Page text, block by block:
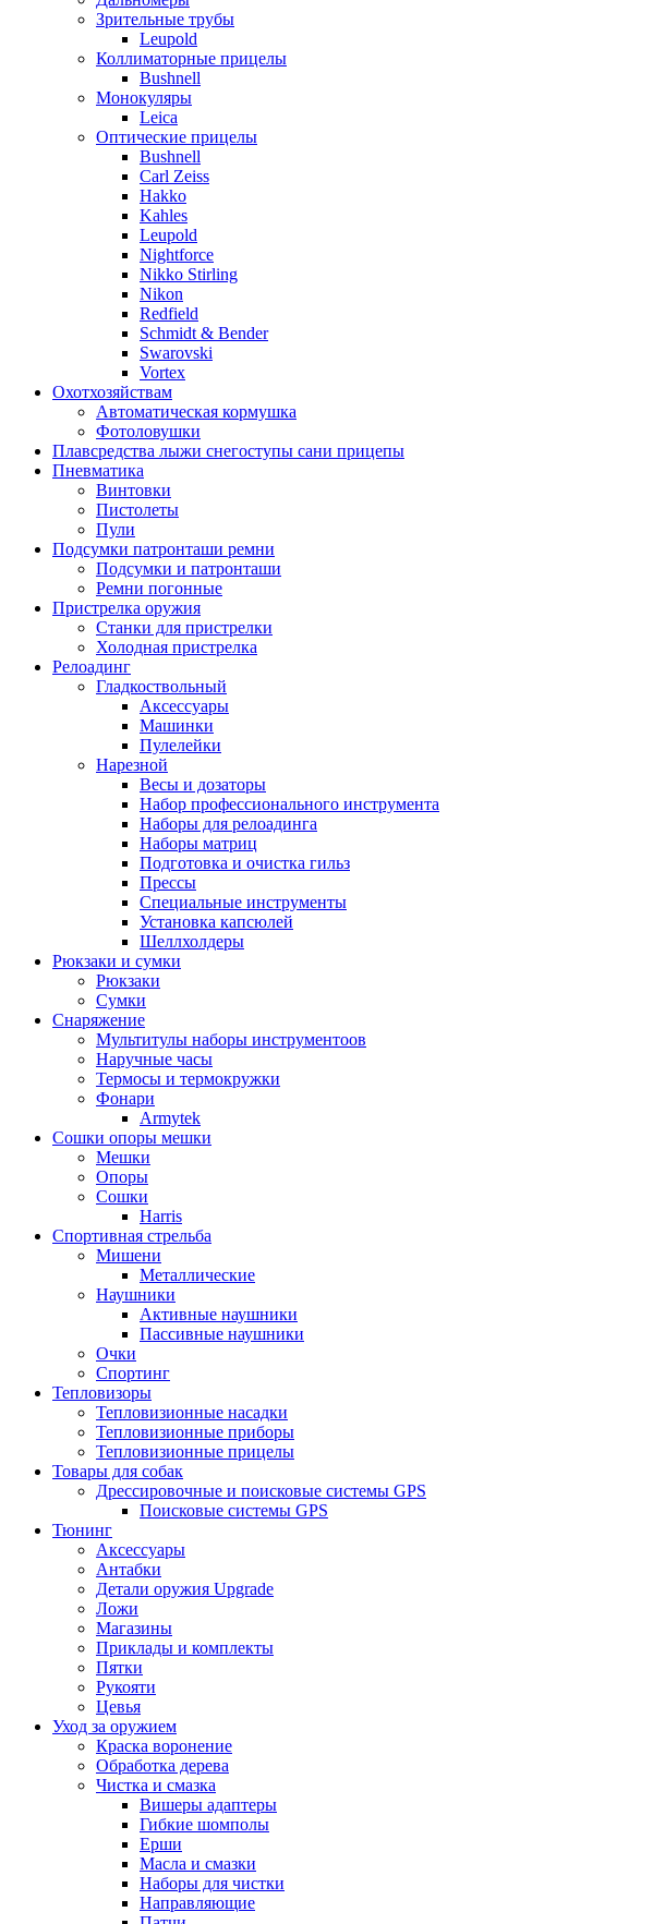
Зрительные трубы
Leupold
Коллиматорные прицелы
Bushnell
Монокуляры
Leica
Оптические прицелы
Bushnell
Carl Zeiss
Hakko
Kahles
Leupold
Nightforce
Nikko Stirling
Nikon
Redfield
Schmidt & Bender
Swarovski
Vortex
Охотхозяйствам
Автоматическая кормушка
Фотоловушки
Плавсредства лыжи снегоступы сани прицепы
Пневматика
Винтовки
Пистолеты
Пули
Подсумки патронташи ремни
Подсумки и патронташи
Ремни погонные
Пристрелка оружия
Станки для пристрелки
Холодная пристрелка
Релоадинг
Гладкоствольный
Аксессуары
Машинки
Пулелейки
Нарезной
Весы и дозаторы
Набор профессионального инструмента
Наборы для релоадинга
Наборы матриц
Подготовка и очистка гильз
Прессы
Специальные инструменты
Установка капсюлей
Шеллхолдеры
Рюкзаки и сумки
Рюкзаки
Сумки
Снаряжение
Мультитулы наборы инструментоов
Наручные часы
Термосы и термокружки
Фонари
Armytek
Сошки опоры мешки
Мешки
Опоры
Сошки
Harris
Спортивная стрельба
Мишени
Металлические
Наушники
Активные наушники
Пассивные наушники
Очки
Спортинг
Тепловизоры
Тепловизионные насадки
Тепловизионные приборы
Тепловизионные прицелы
Товары для собак
Дрессировочные и поисковые системы GPS
Поисковые системы GPS
Тюнинг
Аксессуары
Антабки
Детали оружия Upgrade
Ложи
Магазины
Приклады и комплекты
Пятки
Рукояти
Цевья
Уход за оружием
Краска воронение
Обработка дерева
Чистка и смазка
Вишеры адаптеры
Гибкие шомполы
Ерши
Масла и смазки
Наборы для чистки
Направляющие